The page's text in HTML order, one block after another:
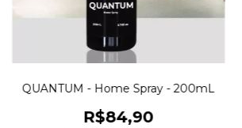
QUANTUM - Home Spray - 200mL
R$84,90